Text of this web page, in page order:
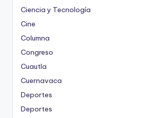
Ciencia y Tecnología
Cine
Columna
Congreso
Cuautla
Cuernavaca
Deportes
Deportes